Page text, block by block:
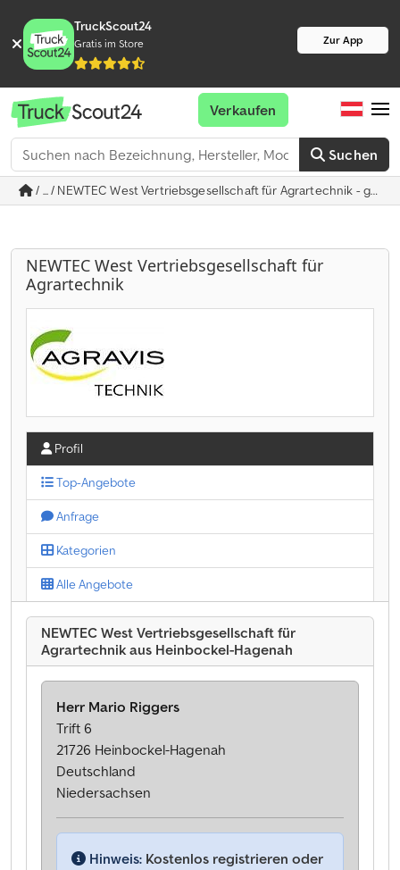
TruckScout24
Gratis im Store Zur App
Suchen
Verkaufen
/ ... / NEWTEC West Vertriebsgesellschaft für Agrartechnik -
NEWTEC West Vertriebsgesellschaft für
Agrartechnik
Profil
Top-Angebote
Anfrage
Kategorien
Alle Angebote
NEWTEC West Vertriebsgesellschaft für
Agrartechnik aus Heinbockel-Hagenah
Herr Mario Riggers
Trift 6
21726 Heinbockel-Hagenah
Deutschland
Niedersachsen
Hinweis: Kostenlos registrieren oder